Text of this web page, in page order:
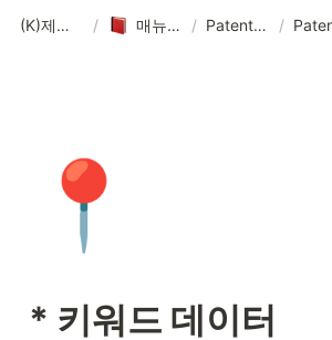
(K)제품 매뉴얼-솔루션-데이터-콘텐츠 / 매뉴얼-데이터-콘텐츠 제작 기획 / PatentPia 매뉴얼 홈 : 제품 기능, 활용 및 데이터 /
📍
* 키워드 데이터